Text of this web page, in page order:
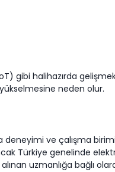
gibi halihazırda
neden olur.
ve çalışma
Türkiye genelinde
uzmanlığa bağlı